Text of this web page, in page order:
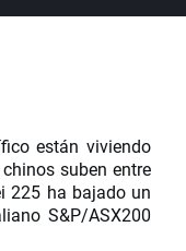
están viviendo
suben entre
225 ha bajado un
S&P/ASX200